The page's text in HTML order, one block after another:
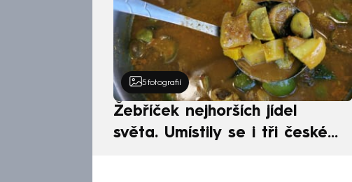
5 fotografií
Žebříček nejhorších jídel
světa. Umístily se i tři české